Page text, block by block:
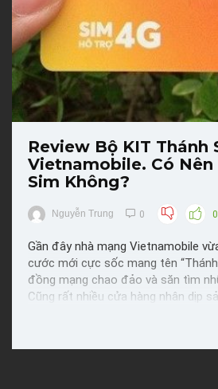
Review Bộ KIT Thánh
Vietnamobile. Có Nên
Sim Không?
Nguyễn Trung 0 0
Gần đây nhà mạng Vietnamobile
cước mới cực sốc mang tên “Thánh
đồng mạng chao đảo và săn tìm
Cũng rất nhiều cửa hàng nhân dịp
Để bạn có thêm thông tin chỗ mua
chính ...